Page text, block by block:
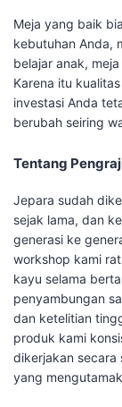
Meja yang baik
kebutuhan Anda,
belajar anak,
Karena itu
investasi Anda
berubah seiring
Tentang
Jepara sudah
sejak lama, dan
generasi ke
workshop kami
kayu selama
penyambungan
dan ketelitian
produk kami
dikerjakan secara
yang